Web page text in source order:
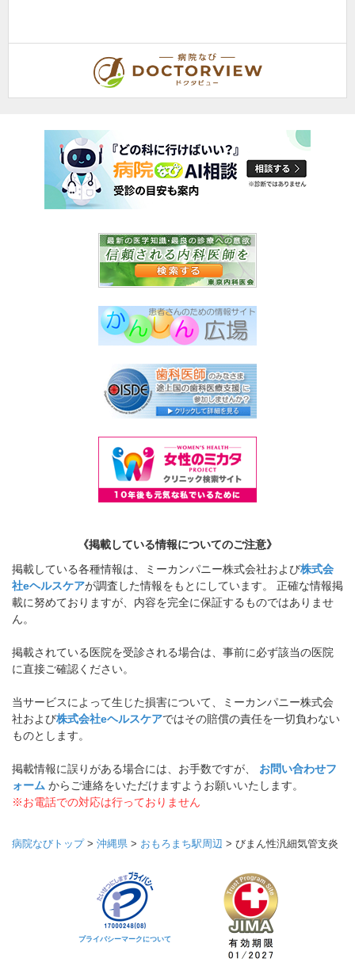
《掲載している情報についてのご注意》
掲載している各種情報は、ミーカンパニー株式会社および株式会
社eヘルスケアが調査した情報をもとにしています。 正確な情報掲
載に努めておりますが、内容を完全に保証するものではありませ
ん。
掲載されている医院を受診される場合は、事前に必ず該当の医院
に直接ご確認ください。
当サービスによって生じた損害について、ミーカンパニー株式会
社および株式会社eヘルスケアではその賠償の責任を一切負わない
ものとします。
掲載情報に誤りがある場合には、お手数ですが、 お問い合わせフ
ォーム からご連絡をいただけますようお願いいたします。
※お電話での対応は行っておりません
病院なびトップ> 沖縄県 > おもろまち駅周辺 > びまん性汎細気管支炎
プライバシーマークについて